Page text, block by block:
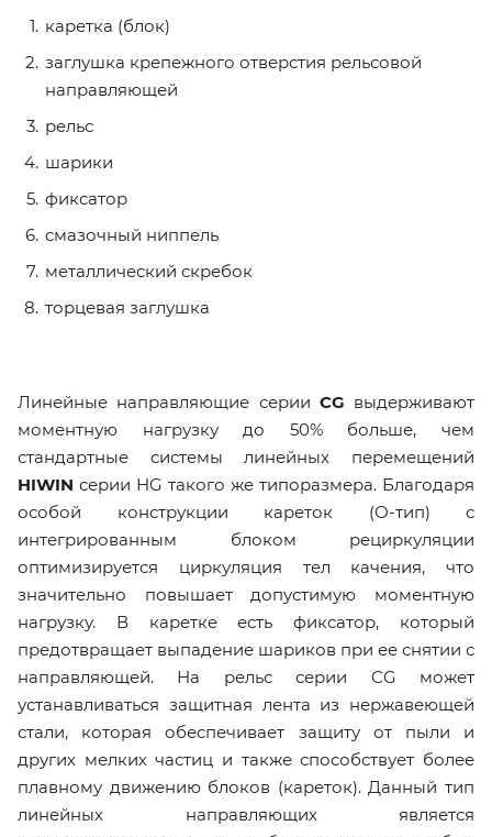
каретка (блок)
заглушка крепежного отверстия рельсовой
направляющей
рельс
шарики
фиксатор
смазочный ниппель
металлический скребок
торцевая заглушка
Линейные направляющие серии CG выдерживают
моментную нагрузку до 50% больше, чем
стандартные системы линейных перемещений
HIWIN серии HG такого же типоразмера. Благодаря
особой конструкции кареток (О-тип) с
интегрированным блоком рециркуляции
оптимизируется циркуляция тел качения, что
значительно повышает допустимую моментную
нагрузку. В каретке есть фиксатор, который
предотвращает выпадение шариков при ее снятии с
направляющей. На рельс серии CG может
устанавливаться защитная лента из нержавеющей
стали, которая обеспечивает защиту от пыли и
других мелких частиц и также способствует более
плавному движению блоков (кареток). Данный тип
линейных направляющих является